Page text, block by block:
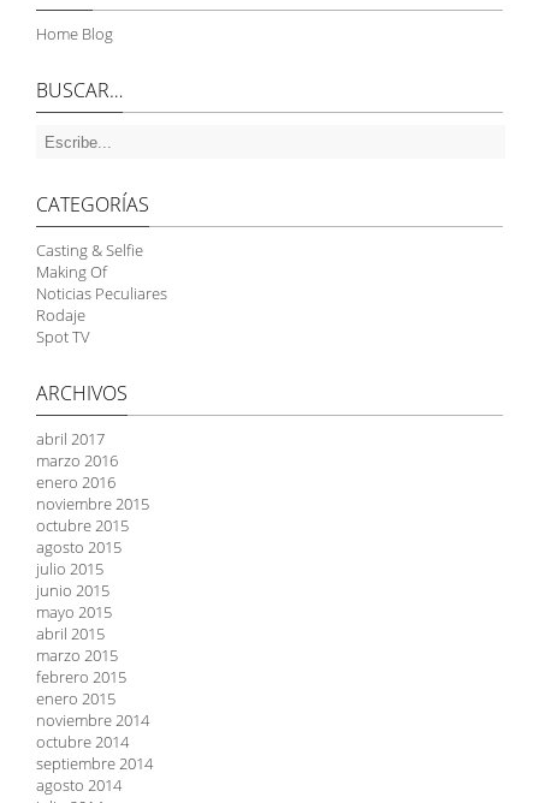
Home Blog
BUSCAR…
CATEGORÍAS
Casting & Selfie
Making Of
Noticias Peculiares
Rodaje
Spot TV
ARCHIVOS
abril 2017
marzo 2016
enero 2016
noviembre 2015
octubre 2015
agosto 2015
julio 2015
junio 2015
mayo 2015
abril 2015
marzo 2015
febrero 2015
enero 2015
noviembre 2014
octubre 2014
septiembre 2014
agosto 2014